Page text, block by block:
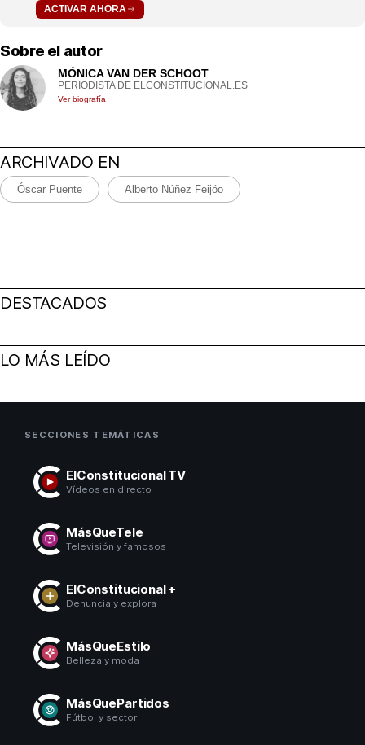
ACTIVAR AHORA
Sobre el autor
MÓNICA VAN DER SCHOOT
PERIODISTA DE ELCONSTITUCIONAL.ES
Ver biografía
ARCHIVADO EN
Óscar Puente Alberto Núñez Feijóo
DESTACADOS
LO MÁS LEÍDO
SECCIONES TEMÁTICAS
ElConstitucional TV
Vídeos en directo
MásQueTele
Televisión y famosos
ElConstitucional +
Denuncia y explora
MásQueEstilo
Belleza y moda
MásQuePartidos
Fútbol y sector